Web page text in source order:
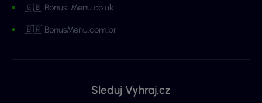
🇬🇧 Bonus-Menu.co.uk
🇧🇷 BonusMenu.com.br
Sleduj Vyhraj.cz